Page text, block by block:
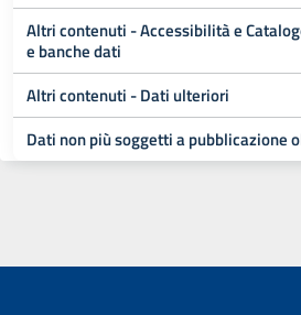
Altri contenuti - Accessibilità e
e banche dati
Altri contenuti - Dati ulteriori
Dati non più soggetti a pubblicazione